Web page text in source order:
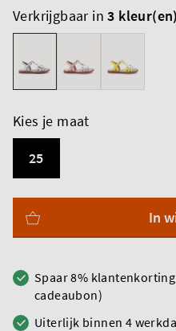
Verkrijgbaar in3 kleur(en)
Kies je maat
25
In
Spaar 8%
cadeaubon)
Uiterlijk binnen 4